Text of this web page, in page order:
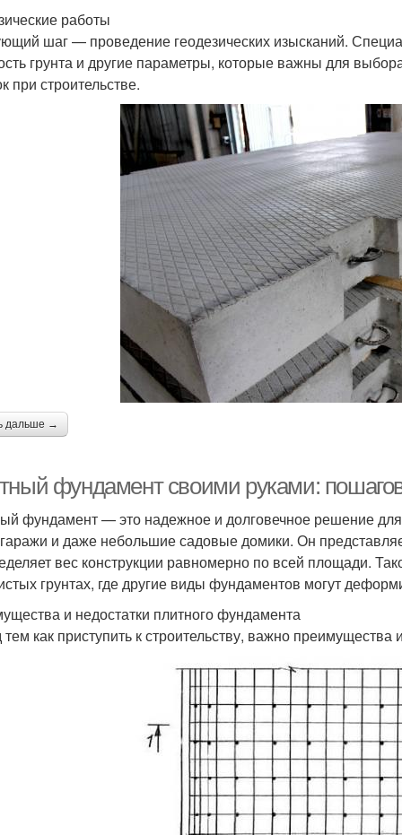
работы
шаг — проведение геодезических изысканий.
грунта и другие параметры, которые важны для
при строительстве.
дальше →
фундамент своими руками:
фундамент — это надежное и долговечное решение для
и даже небольшие садовые домики. Он
вес конструкции равномерно по всей площади.
грунтах, где другие виды фундаментов могут
и недостатки плитного фундамента
как приступить к строительству, важно преимущества